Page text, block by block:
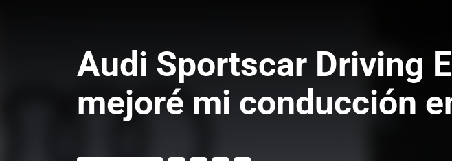
Audi Sportscar Driving
mejoré mi conducción